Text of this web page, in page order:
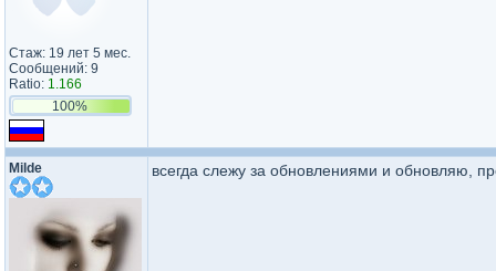
Стаж: 19 лет 5 мес.
Сообщений: 9
Ratio: 1.166
100%
Milde всегда слежу за обновлениями и обновляю,